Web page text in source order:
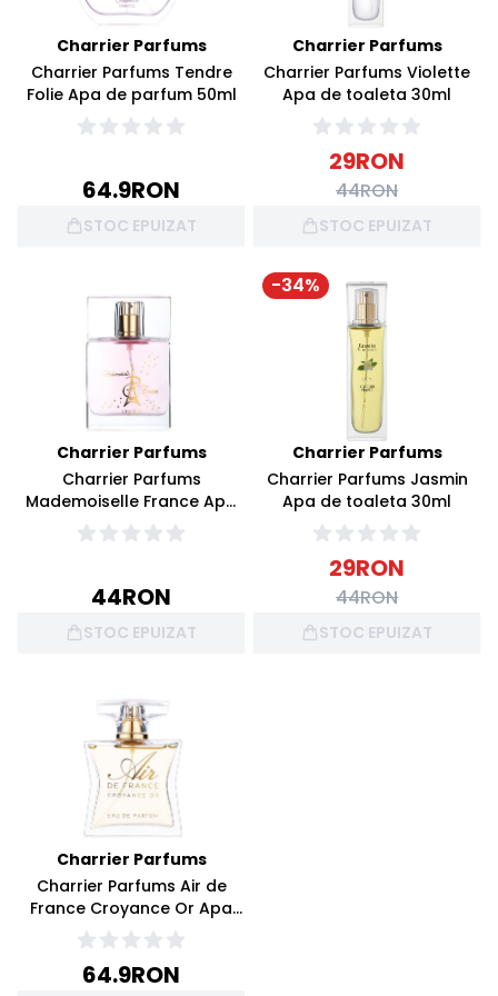
Charrier Parfums
Charrier Parfums Tendre
Folie Apa de parfum 50ml
64.9RON
STOC EPUIZAT
Charrier Parfums
Charrier Parfums Violette
Apa de toaleta 30ml
29RON
44RON
STOC EPUIZAT
Charrier Parfums
Charrier Parfums
Mademoiselle France Apa
de parfum 30ml
44RON
STOC EPUIZAT
-34%
Charrier Parfums
Charrier Parfums Jasmin
Apa de toaleta 30ml
29RON
44RON
STOC EPUIZAT
Charrier Parfums
Charrier Parfums Air de
France Croyance Or Apa
de parfum 50ml
64.9RON